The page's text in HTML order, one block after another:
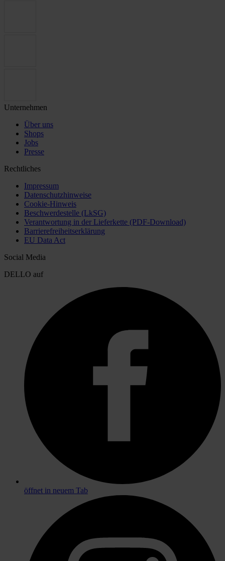
Unternehmen
Über uns
Shops
Jobs
Presse
Rechtliches
Impressum
Datenschutzhinweise
Cookie-Hinweis
Beschwerdestelle (LkSG)
Verantwortung in der Lieferkette (PDF-Download)
Barrierefreiheitserklärung
EU Data Act
Social Media
DELLO auf
öffnet in neuem Tab